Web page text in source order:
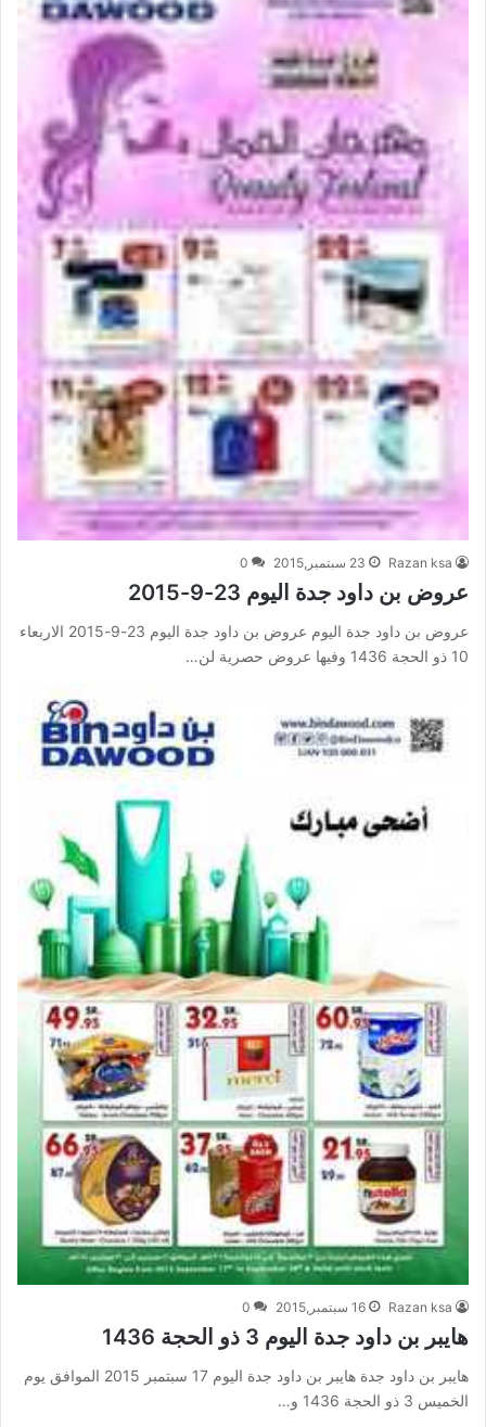
Razan ksa 23 سبتمبر,2015 0
عروض بن داود جدة اليوم 23-9-2015
عروض بن داود جدة اليوم عروض بن داود جدة اليوم 23-9-2015 الاربعاء
10 ذو الحجة 1436 وفيها عروض حصرية لن…
Razan ksa 16 سبتمبر,2015 0
هايبر بن داود جدة اليوم 3 ذو الحجة 1436
هايبر بن داود جدة هايبر بن داود جدة اليوم 17 سبتمبر 2015 الموافق يوم
الخميس 3 ذو الحجة 1436 و…